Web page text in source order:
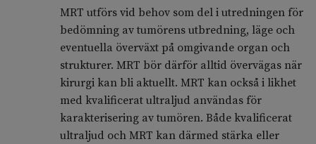
MRT utförs vid behov som del i utredningen för
bedömning av tumörens utbredning, läge och
eventuella överväxt på omgivande organ och
strukturer. MRT bör därför alltid övervägas när
kirurgi kan bli aktuellt. MRT kan också i likhet
med kvalificerat ultraljud användas för
karakterisering av tumören. Både kvalificerat
ultraljud och MRT kan därmed stärka eller